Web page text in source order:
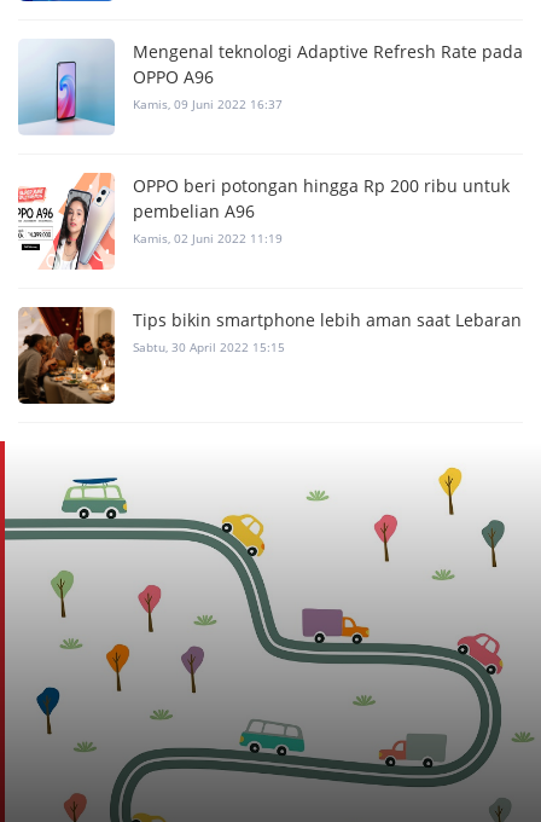
Mengenal teknologi Adaptive Refresh Rate pada
OPPO A96
Kamis, 09 Juni 2022 16:37
OPPO beri potongan hingga Rp 200 ribu untuk
pembelian A96
Kamis, 02 Juni 2022 11:19
Tips bikin smartphone lebih aman saat Lebaran
Sabtu, 30 April 2022 15:15